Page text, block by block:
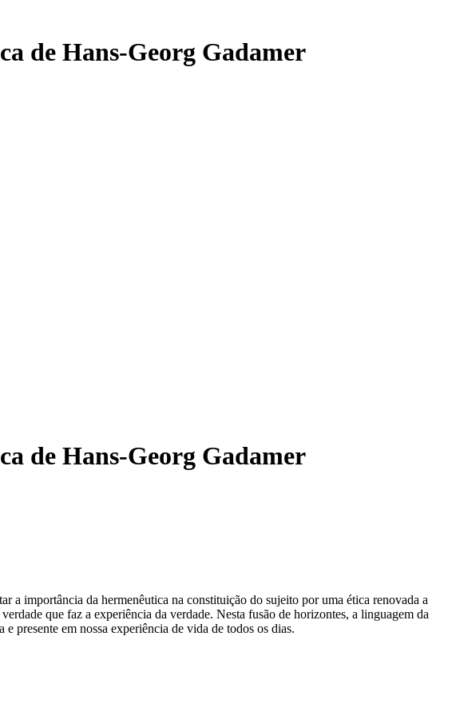
de Hans-Georg Gadamer
de Hans-Georg Gadamer
a importância da hermenêutica na constituição do sujeito por uma ética renovada a
que faz a experiência da verdade. Nesta fusão de horizontes, a linguagem da
presente em nossa experiência de vida de todos os dias.